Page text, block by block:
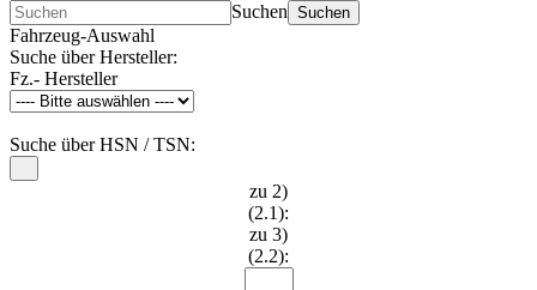
Suchen Suchen
Fahrzeug-Auswahl
Suche über Hersteller:
Fz.- Hersteller
Suche über HSN / TSN:
zu 2)
(2.1):
zu 3)
(2.2):